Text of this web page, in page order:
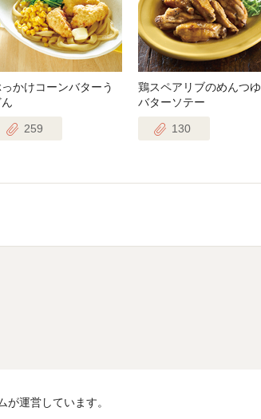
かけコーンバターう
259
鶏スペアリブのめんつゆ
バターソテー
130
が運営しています。